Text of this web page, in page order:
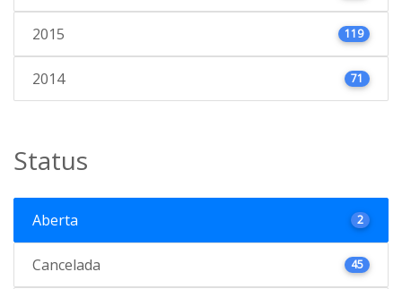
2015 119
2014 71
Status
Aberta 2
Cancelada 45